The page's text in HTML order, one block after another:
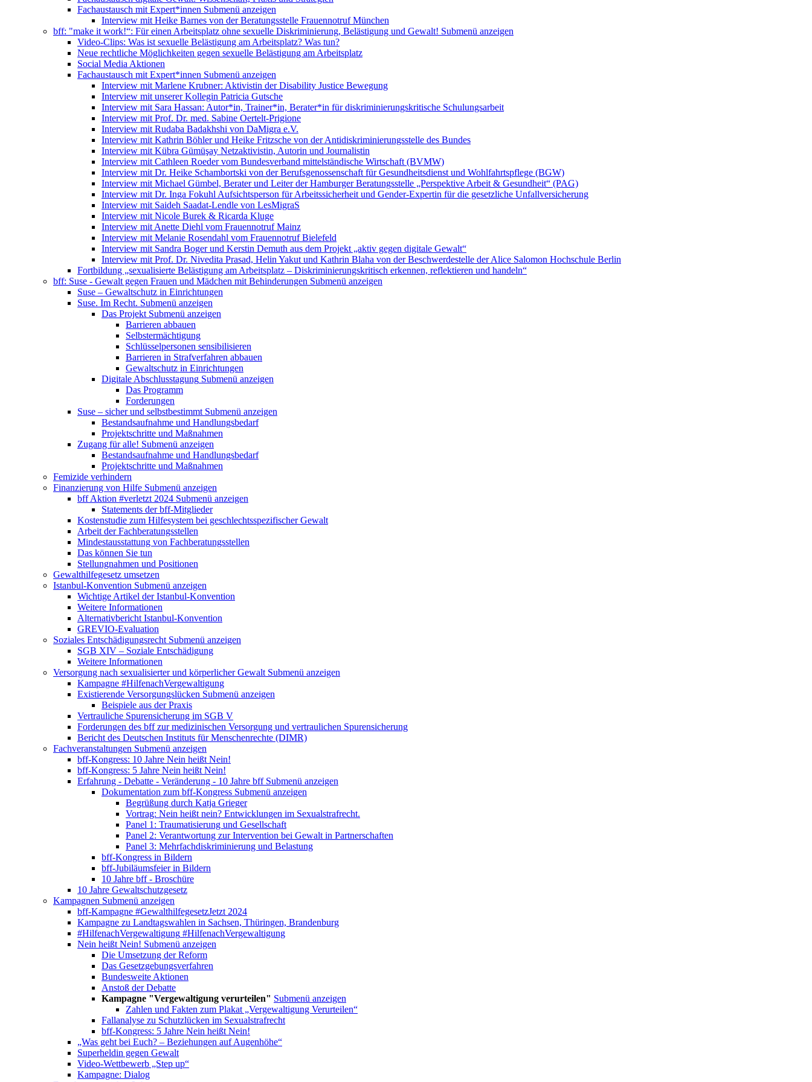
Fachaustausch mit Expert*innen Submenü anzeigen
Interview mit Heike Barnes von der Beratungsstelle Frauennotruf München
bff: "make it work!“: Für einen Arbeitsplatz ohne sexuelle Diskriminierung, Belästigung und Gewalt! Submenü anzeigen
Video-Clips: Was ist sexuelle Belästigung am Arbeitsplatz? Was tun?
Neue rechtliche Möglichkeiten gegen sexuelle Belästigung am Arbeitsplatz
Social Media Aktionen
Fachaustausch mit Expert*innen Submenü anzeigen
Interview mit Marlene Krubner: Aktivistin der Disability Justice Bewegung
Interview mit unserer Kollegin Patricia Gutsche
Interview mit Sara Hassan: Autor*in, Trainer*in, Berater*in für diskriminierungskritische Schulungsarbeit
Interview mit Prof. Dr. med. Sabine Oertelt-Prigione
Interview mit Rudaba Badakhshi von DaMigra e.V.
Interview mit Kathrin Böhler und Heike Fritzsche von der Antidiskriminierungsstelle des Bundes
Interview mit Kübra Gümüşay Netzaktivistin, Autorin und Journalistin
Interview mit Cathleen Roeder vom Bundesverband mittelständische Wirtschaft (BVMW)
Interview mit Dr. Heike Schambortski von der Berufsgenossenschaft für Gesundheitsdienst und Wohlfahrtspflege (BGW)
Interview mit Michael Gümbel, Berater und Leiter der Hamburger Beratungsstelle „Perspektive Arbeit & Gesundheit“ (PAG)
Interview mit Dr. Inga Fokuhl Aufsichtsperson für Arbeitssicherheit und Gender-Expertin für die gesetzliche Unfallversicherung
Interview mit Saideh Saadat-Lendle von LesMigraS
Interview mit Nicole Burek & Ricarda Kluge
Interview mit Anette Diehl vom Frauennotruf Mainz
Interview mit Melanie Rosendahl vom Frauennotruf Bielefeld
Interview mit Sandra Boger und Kerstin Demuth aus dem Projekt „aktiv gegen digitale Gewalt“
Interview mit Prof. Dr. Nivedita Prasad, Helin Yakut und Kathrin Blaha von der Beschwerdestelle der Alice Salomon Hochschule Berlin
Fortbildung „sexualisierte Belästigung am Arbeitsplatz – Diskriminierungskritisch erkennen, reflektieren und handeln“
bff: Suse - Gewalt gegen Frauen und Mädchen mit Behinderungen Submenü anzeigen
Suse – Gewaltschutz in Einrichtungen
Suse. Im Recht. Submenü anzeigen
Das Projekt Submenü anzeigen
Barrieren abbauen
Selbstermächtigung
Schlüsselpersonen sensibilisieren
Barrieren in Strafverfahren abbauen
Gewaltschutz in Einrichtungen
Digitale Abschlusstagung Submenü anzeigen
Das Programm
Forderungen
Suse – sicher und selbstbestimmt Submenü anzeigen
Bestandsaufnahme und Handlungsbedarf
Projektschritte und Maßnahmen
Zugang für alle! Submenü anzeigen
Bestandsaufnahme und Handlungsbedarf
Projektschritte und Maßnahmen
Femizide verhindern
Finanzierung von Hilfe Submenü anzeigen
bff Aktion #verletzt 2024 Submenü anzeigen
Statements der bff-Mitglieder
Kostenstudie zum Hilfesystem bei geschlechtsspezifischer Gewalt
Arbeit der Fachberatungsstellen
Mindestausstattung von Fachberatungsstellen
Das können Sie tun
Stellungnahmen und Positionen
Gewalthilfegesetz umsetzen
Istanbul-Konvention Submenü anzeigen
Wichtige Artikel der Istanbul-Konvention
Weitere Informationen
Alternativbericht Istanbul-Konvention
GREVIO-Evaluation
Soziales Entschädigungsrecht Submenü anzeigen
SGB XIV – Soziale Entschädigung
Weitere Informationen
Versorgung nach sexualisierter und körperlicher Gewalt Submenü anzeigen
Kampagne #HilfenachVergewaltigung
Existierende Versorgungslücken Submenü anzeigen
Beispiele aus der Praxis
Vertrauliche Spurensicherung im SGB V
Forderungen des bff zur medizinischen Versorgung und vertraulichen Spurensicherung
Bericht des Deutschen Instituts für Menschenrechte (DIMR)
Fachveranstaltungen Submenü anzeigen
bff-Kongress: 10 Jahre Nein heißt Nein!
bff-Kongress: 5 Jahre Nein heißt Nein!
Erfahrung - Debatte - Veränderung - 10 Jahre bff Submenü anzeigen
Dokumentation zum bff-Kongress Submenü anzeigen
Begrüßung durch Katja Grieger
Vortrag: Nein heißt nein? Entwicklungen im Sexualstrafrecht.
Panel 1: Traumatisierung und Gesellschaft
Panel 2: Verantwortung zur Intervention bei Gewalt in Partnerschaften
Panel 3: Mehrfachdiskriminierung und Belastung
bff-Kongress in Bildern
bff-Jubiläumsfeier in Bildern
10 Jahre bff - Broschüre
10 Jahre Gewaltschutzgesetz
Kampagnen Submenü anzeigen
bff-Kampagne #GewalthilfegesetzJetzt 2024
Kampagne zu Landtagswahlen in Sachsen, Thüringen, Brandenburg
#HilfenachVergewaltigung #HilfenachVergewaltigung
Nein heißt Nein! Submenü anzeigen
Die Umsetzung der Reform
Das Gesetzgebungsverfahren
Bundesweite Aktionen
Anstoß der Debatte
Kampagne "Vergewaltigung verurteilen" Submenü anzeigen
Zahlen und Fakten zum Plakat „Vergewaltigung Verurteilen“
Fallanalyse zu Schutzlücken im Sexualstrafrecht
bff-Kongress: 5 Jahre Nein heißt Nein!
„Was geht bei Euch? – Beziehungen auf Augenhöhe“
Superheldin gegen Gewalt
Video-Wettbewerb „Step up“
Kampagne: Dialog